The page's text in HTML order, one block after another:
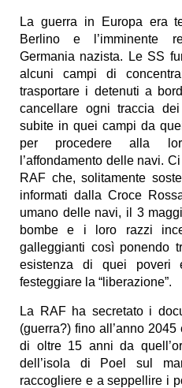
La guerra in Europa era
Berlino e l’imminente
Germania nazista. Le SS
alcuni campi di
trasportare i detenuti a
cancellare ogni traccia
subite in quei campi da
per procedere alla
l’affondamento delle navi.
RAF che, solitamente
informati dalla Croce
umano delle navi, il 3
bombe e i loro razzi
galleggianti così ponendo
esistenza di quei poveri
festeggiare la “liberazione”.
La RAF ha secretato i
(guerra?) fino all’anno
di oltre 15 anni da
dell’isola di Poel sul
raccogliere e a seppellire i